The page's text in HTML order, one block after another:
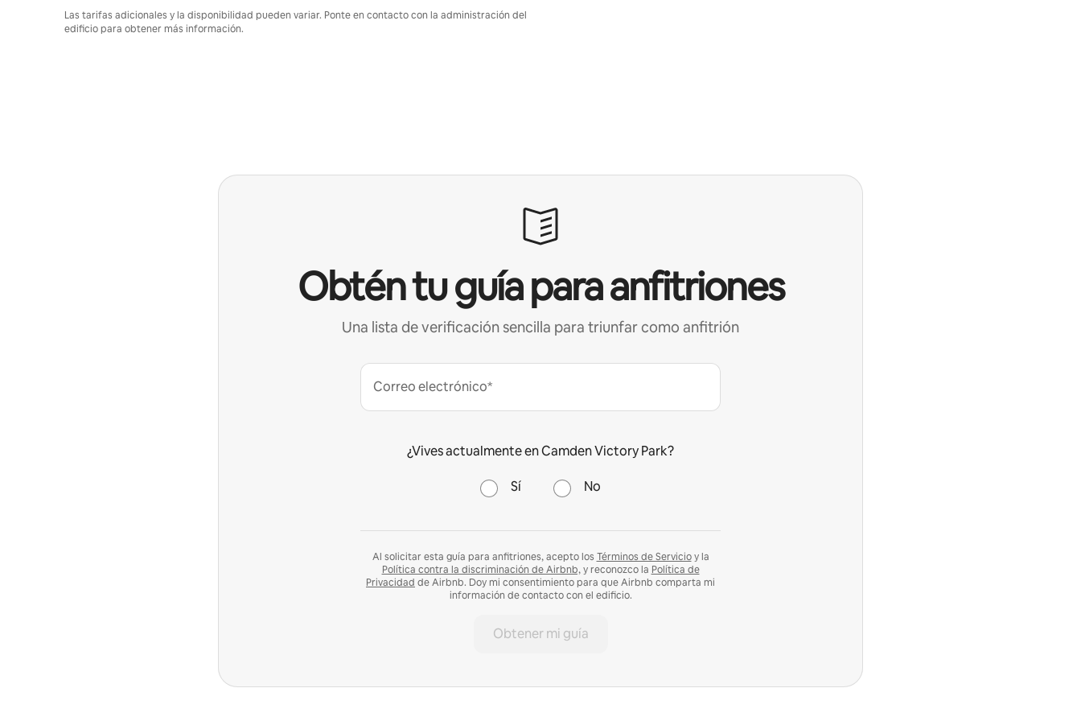
Las tarifas adicionales y la disponibilidad pueden variar. Ponte en contacto con la administración del
edificio para obtener más información.
Obtén tu guía para anfitriones
Una lista de verificación sencilla para triunfar como anfitrión
Correo electrónico*
¿Vives actualmente en Camden Victory Park?
Sí No
Al solicitar esta guía para anfitriones, acepto los Términos de Servicioy la
Política contra la discriminación de Airbnb,y reconozco la Política de
Privacidad de Airbnb. Doy mi consentimiento para que Airbnb comparta mi
información de contacto con el edificio.
Obtener mi guía